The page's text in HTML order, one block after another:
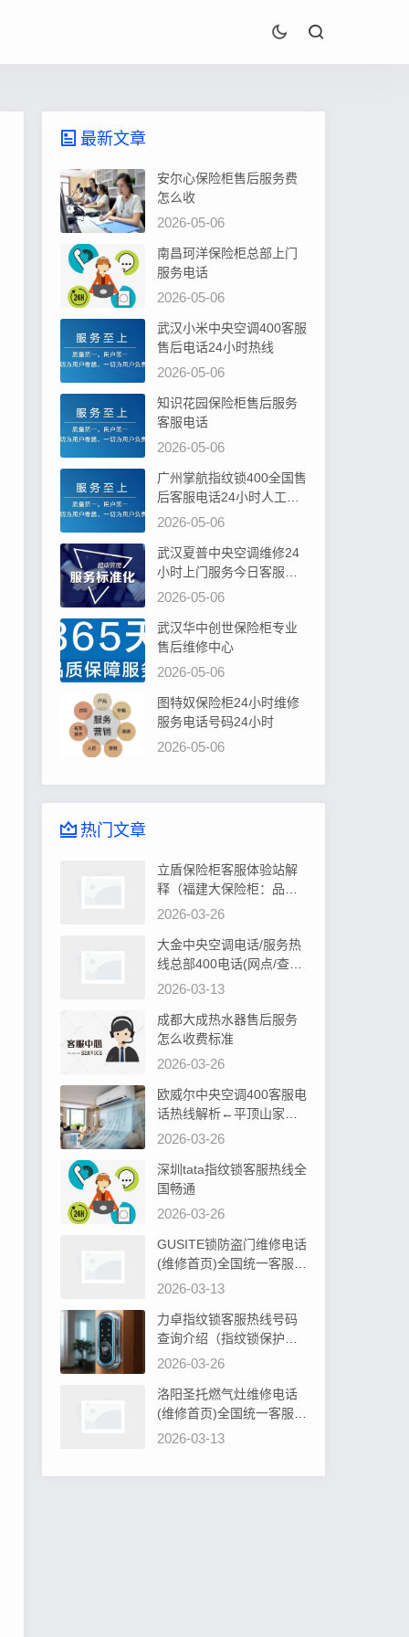
最新文章
安尔心保险柜售后服务费
怎么收
2026-05-06
南昌珂洋保险柜总部上门
服务电话
2026-05-06
武汉小米中央空调400客服
售后电话24小时热线
2026-05-06
知识花园保险柜售后服务
客服电话
2026-05-06
广州掌航指纹锁400全国售
后客服电话24小时人工电
话
2026-05-06
武汉夏普中央空调维修24
小时上门服务今日客服热
线
2026-05-06
武汉华中创世保险柜专业
售后维修中心
2026-05-06
图特奴保险柜24小时维修
服务电话号码24小时
2026-05-06
热门文章
立盾保险柜客服体验站解
释（福建大保险柜：品质
卓越，安全可靠首选）
2026-03-26
大金中央空调电话/服务热
线总部400电话(网点/查询)
告诉你大金中央空调控制
2026-03-13
成都大成热水器售后服务
怎么收费标准
2026-03-26
欧威尔中央空调400客服电
话热线解析←平顶山家居
装修，中央空调安装攻略
2026-03-26
深圳tata指纹锁客服热线全
国畅通
2026-03-26
GUSITE锁防盗门维修电话
(维修首页)全国统一客服电
话阐明GUSITE锁防盗门必
2026-03-13
力卓指纹锁客服热线号码
查询介绍（指纹锁保护罩
硅胶：安全防护新选择）
2026-03-26
洛阳圣托燃气灶维修电话
(维修首页)全国统一客服电
话教你圣托燃气灶旋钮无
2026-03-13